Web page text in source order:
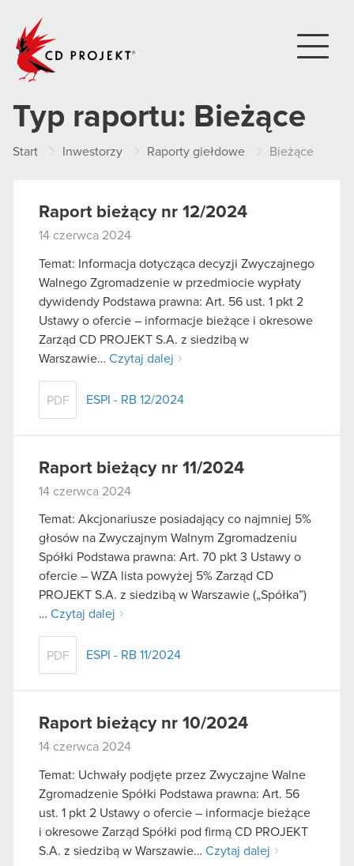
Typ raportu: Bieżące
Start Inwestorzy Raporty giełdowe Bieżące
Raport bieżący nr 12/2024
14 czerwca 2024
Temat: Informacja dotycząca decyzji Zwyczajnego
Walnego Zgromadzenie w przedmiocie wypłaty
dywidendy Podstawa prawna: Art. 56 ust. 1 pkt 2
Ustawy o ofercie – informacje bieżące i okresowe
Zarząd CD PROJEKT S.A. z siedzibą w
Warszawie… Czytaj dalej
PDF ESPI - RB 12/2024
Raport bieżący nr 11/2024
14 czerwca 2024
Temat: Akcjonariusze posiadający co najmniej 5%
głosów na Zwyczajnym Walnym Zgromadzeniu
Spółki Podstawa prawna: Art. 70 pkt 3 Ustawy o
ofercie – WZA lista powyżej 5% Zarząd CD
PROJEKT S.A. z siedzibą w Warszawie („Spółka”)
… Czytaj dalej
PDF ESPI - RB 11/2024
Raport bieżący nr 10/2024
14 czerwca 2024
Temat: Uchwały podjęte przez Zwyczajne Walne
Zgromadzenie Spółki Podstawa prawna: Art. 56
ust. 1 pkt 2 Ustawy o ofercie – informacje bieżące
i okresowe Zarząd Spółki pod firmą CD PROJEKT
S.A. z siedzibą w Warszawie… Czytaj dalej